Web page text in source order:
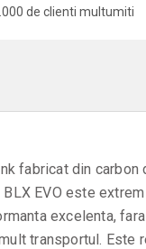
de clienti multumiti
fabricat din
EVO este
excelenta,
transportul. Este